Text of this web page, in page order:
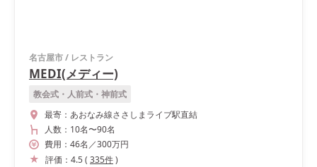
名古屋市/ レストラン
MEDI(メディー)
教会式・人前式・神前式
最寄： あおなみ線ささしまライブ駅直結
人数： 10名〜90名
費用： 46名 ／300万円
評価： 4.5( 335件)